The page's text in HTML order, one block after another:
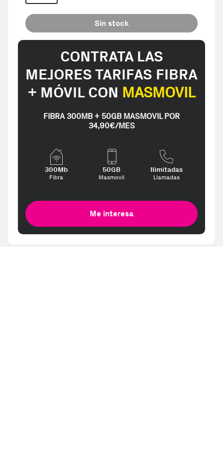
Sin stock
CONTRATA LAS
MEJORES TARIFAS FIBRA
+ MÓVIL CON MASMOVIL
FIBRA 300MB + 50GB MASMOVIL POR
34,90€/MES
300Mb
Fibra
50GB
Masmovil
Ilimitadas
Llamadas
Me interesa